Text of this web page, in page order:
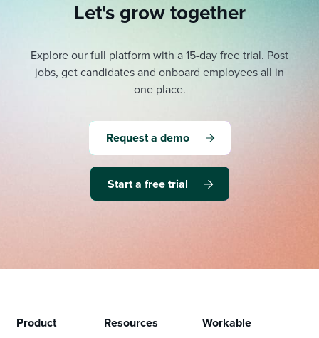
Let's grow together
Explore our full platform with a 15-day free trial. Post
jobs, get candidates and onboard employees all in
one place.
Request a demo
Start a free trial
Product Resources Workable